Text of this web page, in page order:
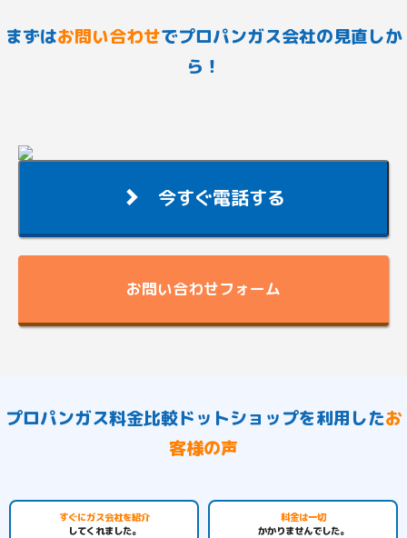
まずはお問い合わせでプロパンガス会社の見直しか
ら！
今すぐ電話する
お問い合わせフォーム
プロパンガス料金比較ドットショップを利用したお
客様の声
すぐにガス会社を紹介
してくれました。
料金は一切
かかりませんでした。